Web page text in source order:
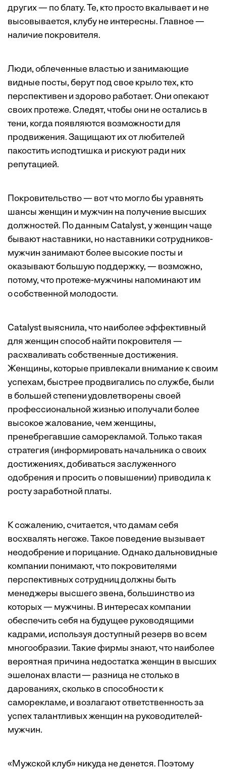
других — по блату. Те, кто просто вкалывает и не
высовывается, клубу не интересны. Главное —
наличие покровителя.
Люди, облеченные властью и занимающие
видные посты, берут под свое крыло тех, кто
перспективен и здорово работает. Они опекают
своих протеже­. Следят, чтобы они не остались в
тени, когда появляются возможности для
продвижения. Защищают их от любителей
пакостить исподтишка и рискуют ради них
репутацией.
Покровительство — вот что могло бы уравнять
шансы женщин и мужчин на получение высших
должностей. По данным Catalyst, у женщин чаще
бывают наставники, но наставники сотрудников-
мужчин занимают более высокие посты и
оказывают большую поддержку, — возможно,
потому, что протеже-мужчины напоминают им
о собственной молодости.
Catalyst выяснила, что наиболее эффективный
для женщин способ найти покровителя —
расхваливать собственные достижения.
Женщины, которые привлекали внимание к своим
успехам, быстрее продвигались по службе, были
в большей ­степени удовлетворены своей
профессиональной жизнью и получали более
высокое жалование, чем женщины,
пренебрегавшие саморекламой. Только такая
стратегия (информировать начальника о своих
достижениях, добиваться заслуженного
одобрения и просить о повышении) приводила к
росту заработной платы.
К сожалению, считается, что дамам себя
восхвалять негоже. Такое поведение вызывает
неодобрение и порицание. Однако дальновидные
компании понимают, что покровителями
перспективных сотрудниц должны быть
менеджеры высшего звена, большинство из
которых — мужчины. В интересах компании
обеспечить себя на будущее руководящими
кадрами, используя доступный резерв во всем
многообразии. Такие фирмы знают, что наиболее
вероятная причина недостатка женщин в высших
эшелонах власти — разница не столько в
дарованиях, сколько в способности к
саморекламе, и возлагают ответственность за
успех талантливых женщин на руководителей-
мужчин.
«Мужской клуб» никуда не денется. Поэтому